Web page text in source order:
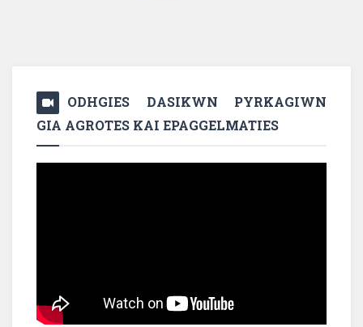
ODHGIES DASIKWN PYRKAGIWN
GIA AGROTES KAI EPAGGELMATIES